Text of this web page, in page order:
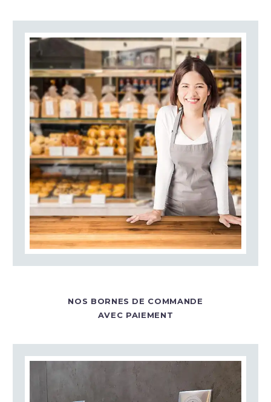
NOS BORNES DE COMMANDE
AVEC PAIEMENT